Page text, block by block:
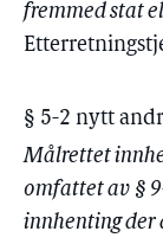
fremmed stat
§ 5-2 nytt
Målrettet
omfattet av §
innhenting der